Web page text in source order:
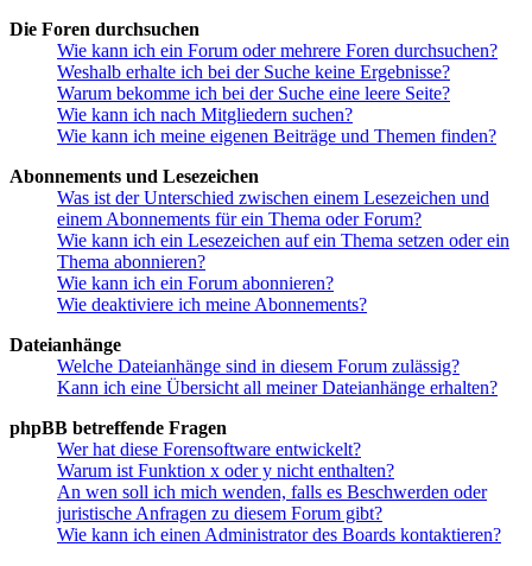
Die Foren durchsuchen
Wie kann ich ein Forum oder mehrere Foren durchsuchen?
Weshalb erhalte ich bei der Suche keine Ergebnisse?
Warum bekomme ich bei der Suche eine leere Seite?
Wie kann ich nach Mitgliedern suchen?
Wie kann ich meine eigenen Beiträge und Themen finden?
Abonnements und Lesezeichen
Was ist der Unterschied zwischen einem Lesezeichen und
einem Abonnements für ein Thema oder Forum?
Wie kann ich ein Lesezeichen auf ein Thema setzen oder ein
Thema abonnieren?
Wie kann ich ein Forum abonnieren?
Wie deaktiviere ich meine Abonnements?
Dateianhänge
Welche Dateianhänge sind in diesem Forum zulässig?
Kann ich eine Übersicht all meiner Dateianhänge erhalten?
phpBB betreffende Fragen
Wer hat diese Forensoftware entwickelt?
Warum ist Funktion x oder y nicht enthalten?
An wen soll ich mich wenden, falls es Beschwerden oder
juristische Anfragen zu diesem Forum gibt?
Wie kann ich einen Administrator des Boards kontaktieren?